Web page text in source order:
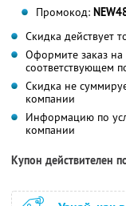
Промокод:
Скидка действует
Оформите заказ на
соответствующем
Скидка не
компании
Информацию по
компании
Купон действителен